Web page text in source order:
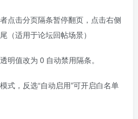
点击分页隔条暂停翻页，点击右侧
（适用于论坛回帖场景）
明值改为 0 自动禁用隔条。
式，反选“自动启用”可开启白名单